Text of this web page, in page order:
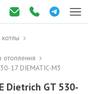
котлы
отопления
17 DIEMATIC-M3
Dietrich GT 530-